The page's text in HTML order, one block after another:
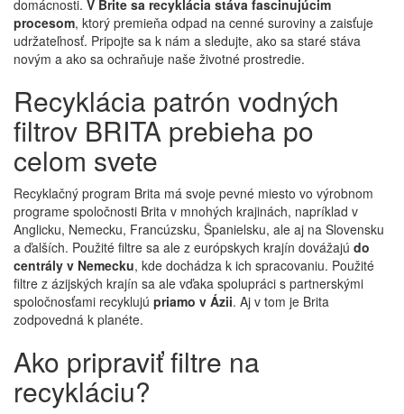
domácnosti. V Brite sa recyklácia stáva fascinujúcim
procesom, ktorý premieňa odpad na cenné suroviny a zaisťuje
udržateľnosť. Pripojte sa k nám a sledujte, ako sa staré stáva
novým a ako sa ochraňuje naše životné prostredie.
Recyklácia patrón vodných
filtrov BRITA prebieha po
celom svete
Recyklačný program Brita má svoje pevné miesto vo výrobnom
programe spoločnosti Brita v mnohých krajinách, napríklad v
Anglicku, Nemecku, Francúzsku, Španielsku, ale aj na Slovensku
a ďalších. Použité filtre sa ale z európskych krajín dovážajú do
centrály v Nemecku, kde dochádza k ich spracovaniu. Použité
filtre z ázijských krajín sa ale vďaka spolupráci s partnerskými
spoločnosťami recyklujú priamo v Ázii. Aj v tom je Brita
zodpovedná k planéte.
Ako pripraviť filtre na
recykláciu?